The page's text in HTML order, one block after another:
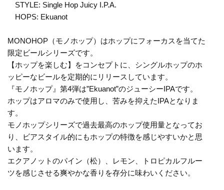
STYLE: Single Hop Juicy I.P.A.
HOPS: Ekuanot
MONOHOP（モノホップ）はホップにフォーカスを当てた
限定ビールシリーズです。
【ホップを楽しむ】をコンセプトに、シングルホップのホ
ッピーなビールを定期的にリリースしています。
『モノホップ』第4弾は”Ekuanot”のジューシーIPAです。
ホップはアロマのみで使用し、苦みを抑えたIPAとなりま
す。
モノホップシリーズで過去最高のホップ使用量となってお
り、ビアスタイル的にもホップの特徴を感じやすいかと思
います。
エクアノットのパイン（松）、レモン、トロピカルフルー
ツを感じさせる爽やかな香りを存分に味わいください。